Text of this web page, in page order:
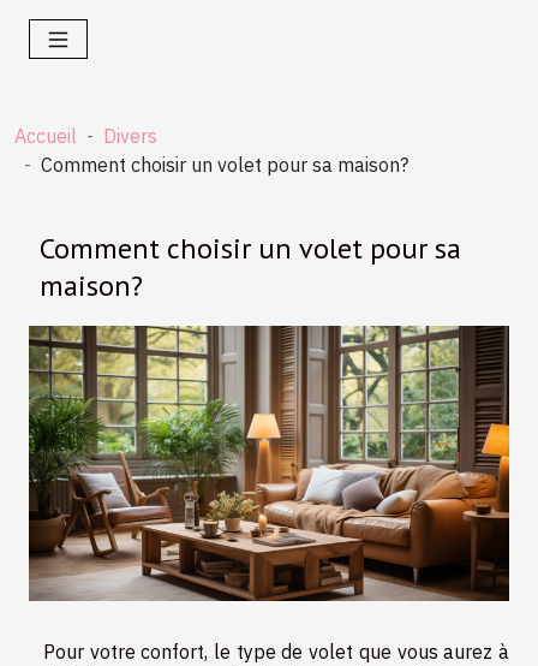
Accueil
Divers
Comment choisir un volet pour sa maison?
Comment choisir un volet pour sa
maison?
Pour votre confort, le type de volet que vous aurez à